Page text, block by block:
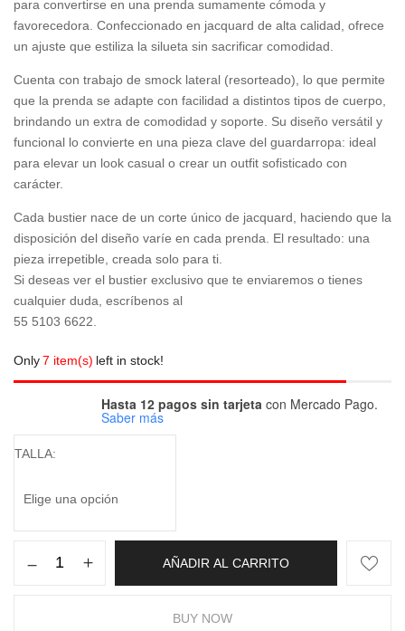
para convertirse en una prenda sumamente cómoda y
favorecedora. Confeccionado en jacquard de alta calidad, ofrece
un ajuste que estiliza la silueta sin sacrificar comodidad.
Cuenta con trabajo de smock lateral (resorteado), lo que permite
que la prenda se adapte con facilidad a distintos tipos de cuerpo,
brindando un extra de comodidad y soporte. Su diseño versátil y
funcional lo convierte en una pieza clave del guardarropa: ideal
para elevar un look casual o crear un outfit sofisticado con
carácter.
Cada bustier nace de un corte único de jacquard, haciendo que la
disposición del diseño varíe en cada prenda. El resultado: una
pieza irrepetible, creada solo para ti.
Si deseas ver el bustier exclusivo que te enviaremos o tienes
cualquier duda, escríbenos al
55 5103 6622.
Only7 item(s) left in stock!
Hasta 12 pagos sin tarjetacon Mercado Pago.
Saber más
TALLA
AÑADIR AL CARRITO
BUY NOW